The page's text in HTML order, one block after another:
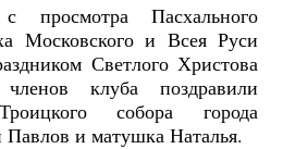
просмотра Пасхального
Московского и Всея Руси
Светлого Христова
клуба поздравили
собора города
и матушка Наталья.